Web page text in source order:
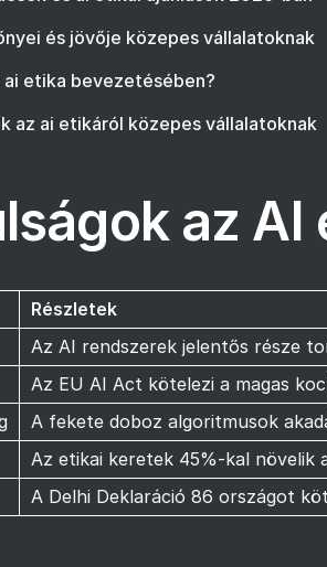
és jövője közepes vállalatoknak
etika bevezetésében?
az ai etikáról közepes vállalatoknak
az AI
Részletek
Az AI rendszerek jelentős része
Az EU AI Act kötelezi a magas
A fekete doboz algoritmusok
Az etikai keretek 45%-kal növelik
A Delhi Deklaráció 86 országot